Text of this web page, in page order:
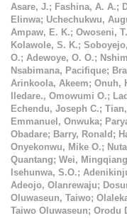
Asare, J.; Fashina, A. A.;
Elinwa; Uchechukwu,
Ampaw, E. K.; Owoseni,
Kolawole, S. K.;
O.; Adewoye, O. O.;
Nsabimana, Pacifique;
Arinkoola, Akeem; Onuh,
Iledare., Omowumi O.;
Echendu, Joseph C.;
Emmanuel, Onwuka;
Obadare; Barry, Ronald ;
Onyekonwu, Mike O.;
Quantang; Wei, Mingqiang
Isehunwa, S.O.;
Adeojo, Olanrewaju;
Oluwaseun, Taiwo;
Taiwo Oluwaseun; Orodu